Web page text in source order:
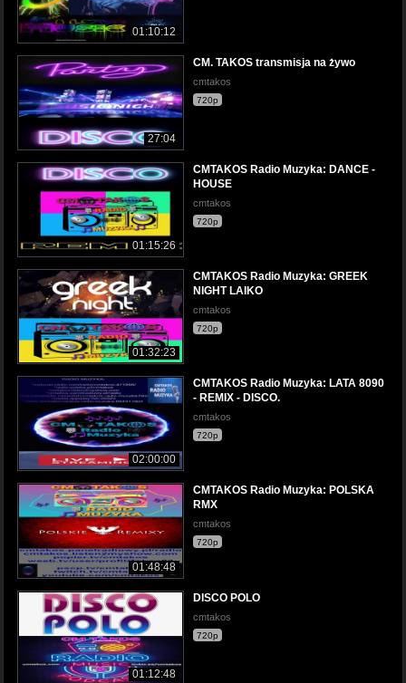
01:10:12
27:04
CM. TAKOS transmisja na żywo
cmtakos
720p
01:15:26
CMTAKOS Radio Muzyka: DANCE -
HOUSE
cmtakos
720p
01:32:23
CMTAKOS Radio Muzyka: GREEK
NIGHT LAIKO
cmtakos
720p
02:00:00
CMTAKOS Radio Muzyka: LATA 8090
- REMIX - DISCO.
cmtakos
720p
01:48:48
CMTAKOS Radio Muzyka: POLSKA
RMX
cmtakos
720p
01:12:48
DISCO POLO
cmtakos
720p